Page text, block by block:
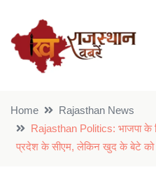
Home
Rajasthan News
Rajasthan Politics: भाजपा के
प्रदेश के सीएम, लेकिन खुद के बेटे